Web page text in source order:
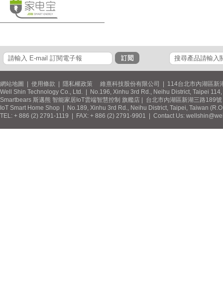
網站地圖 使用條款 隱私權政策 維熹科技股份有限公司 | 114台北市內湖區新
Well Shin Technology Co., Ltd. | No.196, Xinhu 3rd Rd., Neihu District, Taipei
Smartbears 斯邁熊 智能家居IoT雲端智慧控制 旗艦店 | 台北市內湖區新湖三路189
IoT Smart Home Shop | No.189, Xinhu 3rd Rd., Neihu District, Taipei, Taiwan
TEL: + 886 (2) 2791-1119 | FAX: + 886 (2) 2791-9901 | Contact Us: